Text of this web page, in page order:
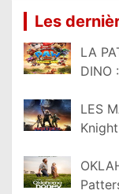
Les
LA
DINO
LES